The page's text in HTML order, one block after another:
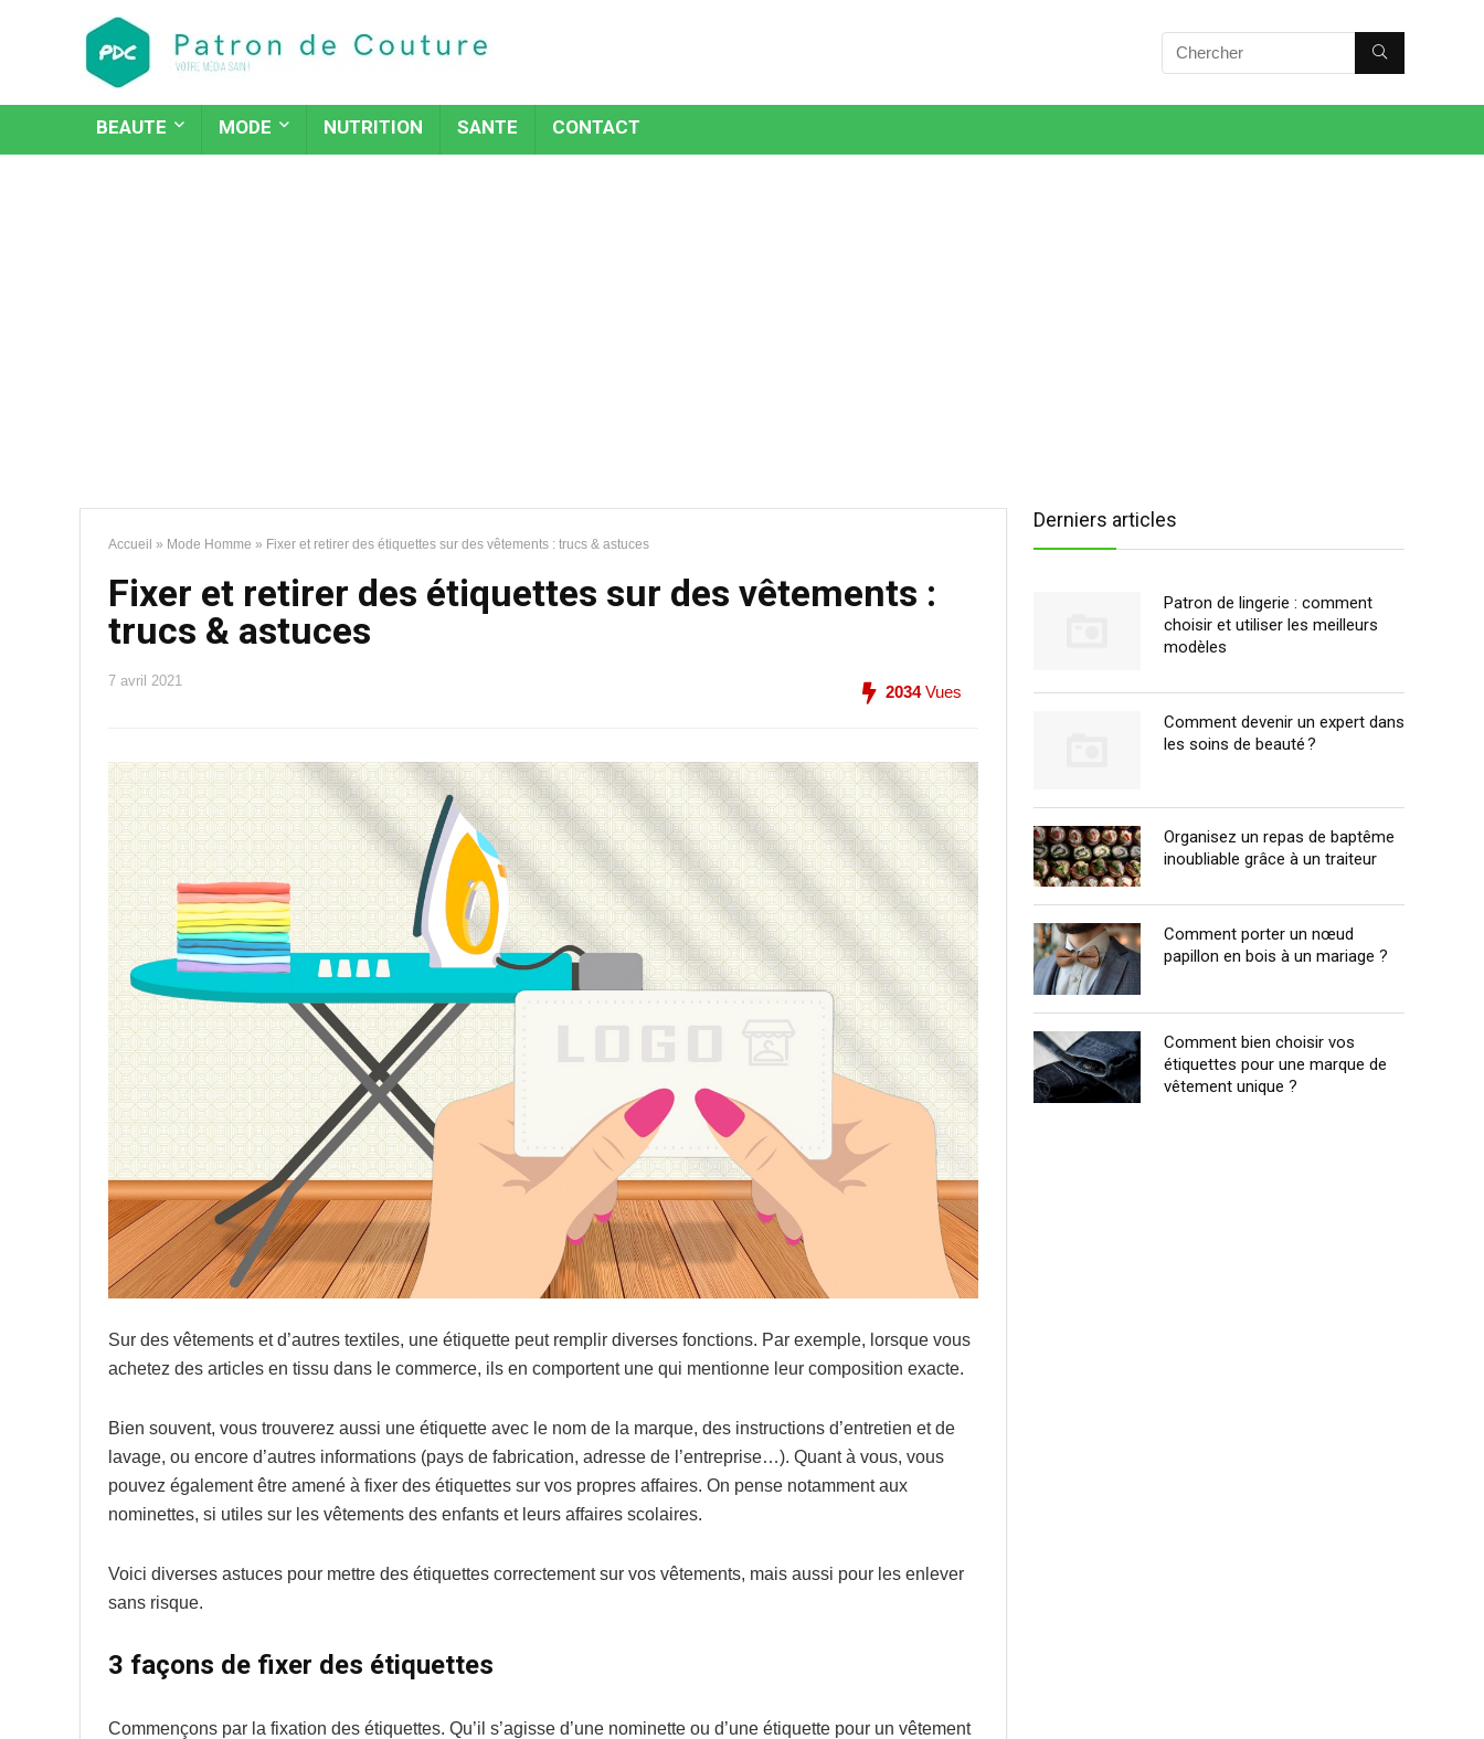
BEAUTE MODE NUTRITION SANTE CONTACT
Accueil » Mode Homme » Fixer et retirer des étiquettes sur des vêtements : trucs & astuces
Fixer et retirer des étiquettes sur des vêtements :
trucs & astuces
7 avril 2021
2034Vues
Sur des vêtements et d’autres textiles, une étiquette peut remplir diverses fonctions. Par exemple, lorsque vous
achetez des articles en tissu dans le commerce, ils en comportent une qui mentionne leur composition exacte.
Bien souvent, vous trouverez aussi une étiquette avec le nom de la marque, des instructions d’entretien et de
lavage, ou encore d’autres informations (pays de fabrication, adresse de l’entreprise…). Quant à vous, vous
pouvez également être amené à fixer des étiquettes sur vos propres affaires. On pense notamment aux
nominettes, si utiles sur les vêtements des enfants et leurs affaires scolaires.
Voici diverses astuces pour mettre des étiquettes correctement sur vos vêtements, mais aussi pour les enlever
sans risque.
3 façons de fixer des étiquettes
Commençons par la fixation des étiquettes. Qu’il s’agisse d’une nominette ou d’une étiquette pour un vêtement
Derniers articles
Patron de lingerie : comment
choisir et utiliser les meilleurs
modèles
Comment devenir un expert dans
les soins de beauté ?
Organisez un repas de baptême
inoubliable grâce à un traiteur
Comment porter un nœud
papillon en bois à un mariage ?
Comment bien choisir vos
étiquettes pour une marque de
vêtement unique ?